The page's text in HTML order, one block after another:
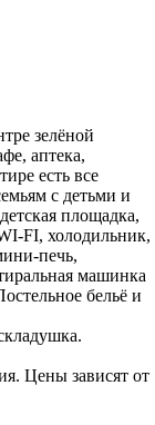
зелёной
аптека,
есть все
с детьми и
площадка,
FI, холодильник,
печь,
машинка
бельё и
Цены зависят от